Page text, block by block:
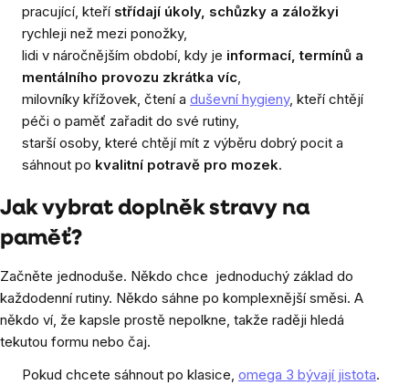
pracující, kteří střídají úkoly, schůzky a záložkyi
rychleji než mezi ponožky,
lidi v náročnějším období, kdy je informací, termínů a
mentálního provozu zkrátka víc,
milovníky křížovek, čtení a duševní hygieny, kteří chtějí
péči o paměť zařadit do své rutiny,
starší osoby, které chtějí mít z výběru dobrý pocit a
sáhnout po kvalitní potravě pro mozek.
Jak vybrat doplněk stravy na
paměť?
Začněte jednoduše. Někdo chce jednoduchý základ do
každodenní rutiny. Někdo sáhne po komplexnější směsi. A
někdo ví, že kapsle prostě nepolkne, takže raději hledá
tekutou formu nebo čaj.
Pokud chcete sáhnout po klasice, omega 3 bývají jistota.